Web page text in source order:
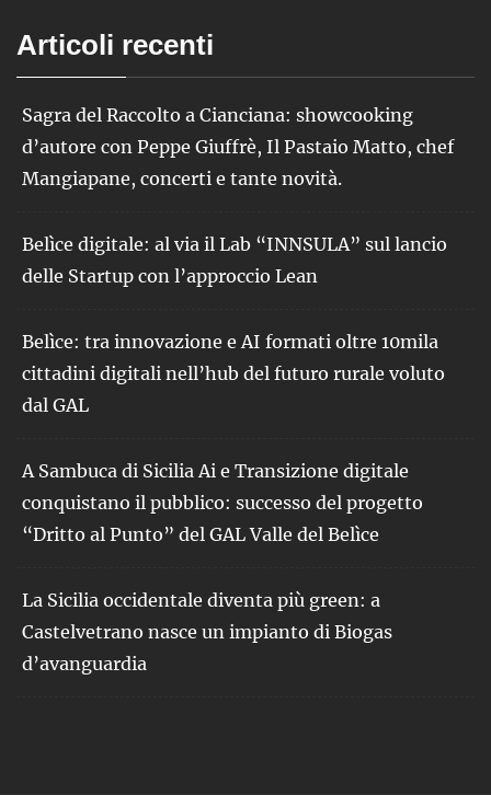
Articoli recenti
Sagra del Raccolto a Cianciana: showcooking
d’autore con Peppe Giuffrè, Il Pastaio Matto, chef
Mangiapane, concerti e tante novità.
Belìce digitale: al via il Lab “INNSULA” sul lancio
delle Startup con l’approccio Lean
Belìce: tra innovazione e AI formati oltre 10mila
cittadini digitali nell’hub del futuro rurale voluto
dal GAL
A Sambuca di Sicilia Ai e Transizione digitale
conquistano il pubblico: successo del progetto
“Dritto al Punto” del GAL Valle del Belìce
La Sicilia occidentale diventa più green: a
Castelvetrano nasce un impianto di Biogas
d’avanguardia